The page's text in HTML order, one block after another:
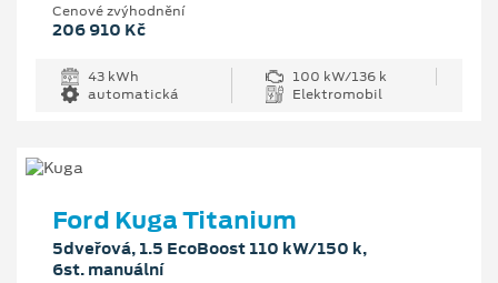
Cenové zvýhodnění
206 910 Kč
43 kWh
100 kW/136 k
automatická
Elektromobil
Ford Kuga Titanium
5dveřová, 1.5 EcoBoost 110 kW/150 k,
6st. manuální